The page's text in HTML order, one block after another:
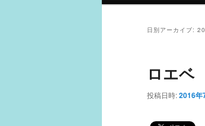
日別アーカイブ:
ロエベ
投稿日時:2016年